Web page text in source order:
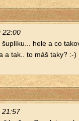
22:00
hele a co
a tak.. to máš taky? :-)
21:57